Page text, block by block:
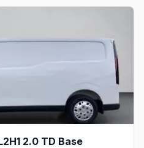
2.0 TD Base